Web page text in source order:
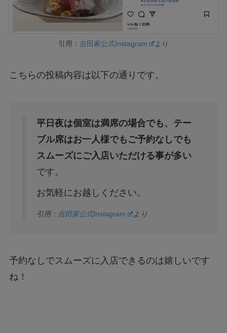
引用： 吉田家公式Instagram より
こちらの投稿内容は以下の通りです。
平日夜は個室は満席の場合でも、テー
ブル席はお一人様でもご予約なしでも
スムーズにご入店いただける事が多い
です。
お気軽にお越しください。
引用： 吉田家公式Instagram より
予約なしでスムーズに入店できるのは嬉しいです
ね！